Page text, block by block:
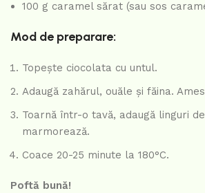
100 g caramel sărat (sau sos
Mod de preparare:
Topește ciocolata cu untul.
Adaugă zahărul, ouăle și făina.
Toarnă într-o tavă, adaugă linguri
marmorează.
Coace 20-25 minute la 180°C.
Poftă bună!